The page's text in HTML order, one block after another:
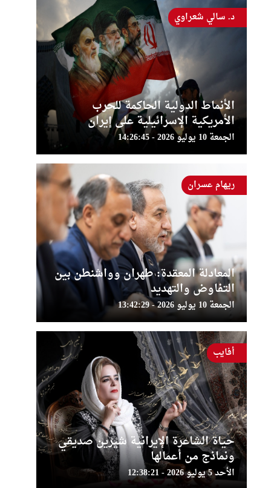
الأنماط الدولية الحاكمة للحرب
الأمريكية الإسرائيلية على إيران
الجمعة 10 يوليو 2026 - 14:26:45
د. سالي شعراوي
المعادلة المعقدة: طهران وواشنطن بين
التفاوض والتهديد
الجمعة 10 يوليو 2026 - 13:42:29
ريهام عسران
حياة الشاعرة الإيرانية شيرين صديقي
ونماذج من أعمالها
الأحد 5 يوليو 2026 - 12:38:21
أفايب